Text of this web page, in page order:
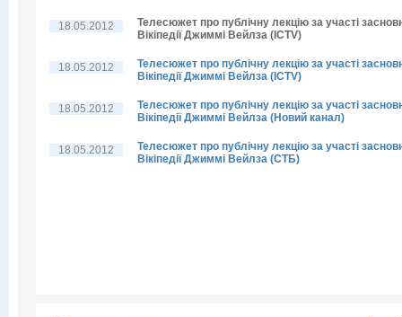
18.05.2012
Телесюжет про публічну лекцію за участі
Вікіпедії Джиммі Вейлза (ICTV)
18.05.2012
Телесюжет про публічну лекцію за участі
Вікіпедії Джиммі Вейлза (ICTV)
18.05.2012
Телесюжет про публічну лекцію за участі
Вікіпедії Джиммі Вейлза (Новий канал)
18.05.2012
Телесюжет про публічну лекцію за участі
Вікіпедії Джиммі Вейлза (СТБ)